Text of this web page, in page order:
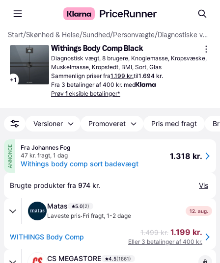
Start/Skønhed & Helse/Sundhed/Personvægte/ Diagnostiske vægte
+1
Withings Body Comp Black
Diagnostisk vægt, 8 brugere, Knoglemasse, Kropsvæske,
Muskelmasse, Kropsfedt, BMI, Sort, Glas
Sammenlign priser fra1.199 kr.til1.694 kr.
Fra 3 betalinger af 400 kr. med
Prøv fleksible betalinger*
Versioner Promoveret Pris med fragt
ANNONCE
Fra Johannes Fog
47 kr. fragt, 1 dag
Withings body comp sort badevægt
1.318 kr.
Brugte produkter fra 974 kr. Vis
Matas 5.0(2)
Laveste pris·Fri fragt, 1-2 dage
12. aug.
WITHINGS Body Comp 1.499 kr. 1.199 kr.
Eller 3 betalinger af 400 kr.
CS MEGASTORE 4.5(1861)